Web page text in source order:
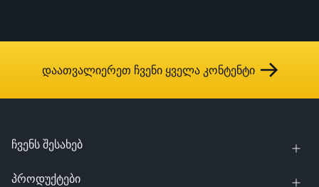
დაათვალიერეთ ჩვენი ყველა კონტენტი
ჩვენს შესახებ
პროდუქტები